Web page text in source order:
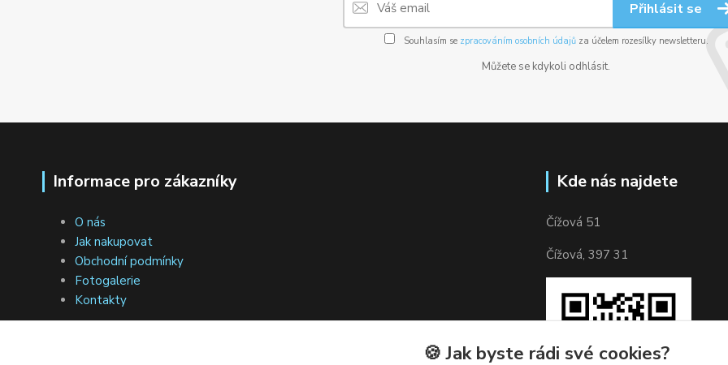
Přihlásit se
Souhlasím se zpracováním osobních údajůza účelem rozesílky newsletteru.
Můžete se kdykoli odhlásit.
Informace pro zákazníky
O nás
Jak nakupovat
Obchodní podmínky
Fotogalerie
Kontakty
Kde nás najdete
Čížová 51
Čížová, 397 31
🍪 Jak byste rádi své cookies?